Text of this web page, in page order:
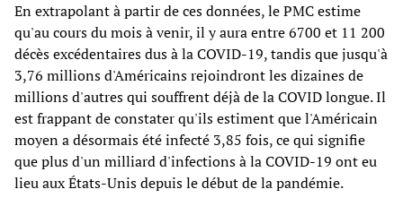
En extrapolant à partir de ces données, le PMC estime
qu'au cours du mois à venir, il y aura entre 6700 et 11 200
décès excédentaires dus à la COVID-19, tandis que jusqu'à
3,76 millions d'Américains rejoindront les dizaines de
millions d'autres qui souffrent déjà de la COVID longue. Il
est frappant de constater qu'ils estiment que l'Américain
moyen a désormais été infecté 3,85 fois, ce qui signifie
que plus d'un milliard d'infections à la COVID-19 ont eu
lieu aux États-Unis depuis le début de la pandémie.